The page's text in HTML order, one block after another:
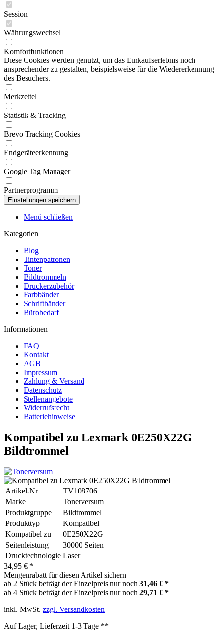
Session
Währungswechsel
Komfortfunktionen
Diese Cookies werden genutzt, um das Einkaufserlebnis noch
ansprechender zu gestalten, beispielsweise für die Wiedererkennung
des Besuchers.
Merkzettel
Statistik & Tracking
Brevo Tracking Cookies
Endgeräteerkennung
Google Tag Manager
Partnerprogramm
Menü schließen
Kategorien
Blog
Tintenpatronen
Toner
Bildtrommeln
Druckerzubehör
Farbbänder
Schriftbänder
Bürobedarf
Informationen
FAQ
Kontakt
AGB
Impressum
Zahlung & Versand
Datenschutz
Stellenangebote
Widerrufsrecht
Batteriehinweise
Kompatibel zu Lexmark 0E250X22G
Bildtrommel
Artikel-Nr.
TV108706
Marke
Tonerversum
Produktgruppe
Bildtrommel
Produkttyp
Kompatibel
Kompatibel zu
0E250X22G
Seitenleistung
30000 Seiten
Drucktechnologie Laser
34,95 € *
Mengenrabatt für diesen Artikel sichern
ab 2 Stück beträgt der Einzelpreis nur noch 31,46 € *
ab 4 Stück beträgt der Einzelpreis nur noch 29,71 € *
inkl. MwSt. zzgl. Versandkosten
Auf Lager, Lieferzeit 1-3 Tage **